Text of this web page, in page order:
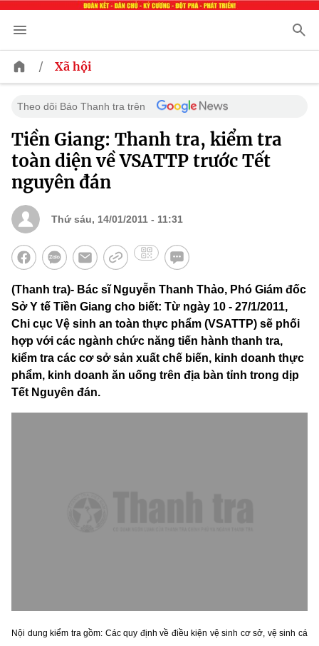
/ Xã hội
Theo dõi Báo Thanh tra trên
Tiền Giang: Thanh tra, kiểm tra
toàn diện về VSATTP trước Tết
nguyên đán
Thứ sáu, 14/01/2011 - 11:31
(Thanh tra)- Bác sĩ Nguyễn Thanh Thảo, Phó Giám đốc
Sở Y tế Tiền Giang cho biết: Từ ngày 10 - 27/1/2011,
Chi cục Vệ sinh an toàn thực phẩm (VSATTP) sẽ phối
hợp với các ngành chức năng tiến hành thanh tra,
kiểm tra các cơ sở sản xuất chế biến, kinh doanh thực
phẩm, kinh doanh ăn uống trên địa bàn tỉnh trong dịp
Tết Nguyên đán.
Nội dung kiểm tra gồm: Các quy định về điều kiện vệ sinh cơ sở, vệ sinh cá